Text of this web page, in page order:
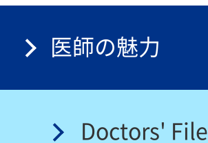
医師の魅力
Doctors' File